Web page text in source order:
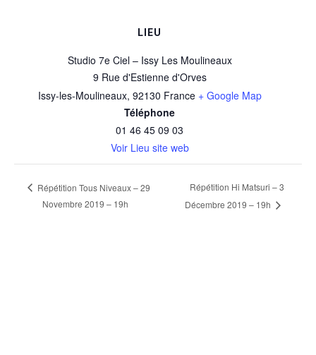
LIEU
Studio 7e Ciel – Issy Les Moulineaux
9 Rue d'Estienne d'Orves
Issy-les-Moulineaux, 92130 France + Google Map
Téléphone
01 46 45 09 03
Voir Lieu site web
Répétition Tous Niveaux – 29
Novembre 2019 – 19h
Répétition Hi Matsuri – 3
Décembre 2019 – 19h